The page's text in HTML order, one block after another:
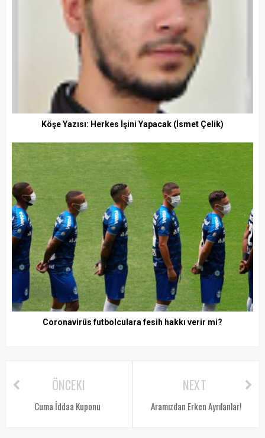
Köşe Yazısı: Herkes İşini Yapacak (İsmet Çelik)
Coronavirüs futbolculara fesih hakkı verir mi?
NEXT
Aramızdan Erken Ayrılanlar!
ÖNCEKI
Cuma İddaa Kuponu